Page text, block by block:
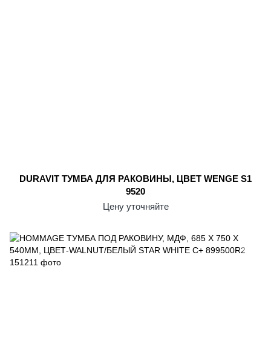
DURAVIT ТУМБА ДЛЯ РАКОВИНЫ, ЦВЕТ WENGE S1
9520
Цену уточняйте